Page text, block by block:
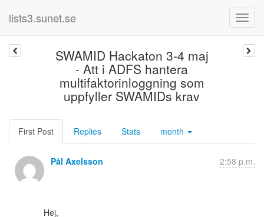
lists3.sunet.se
SWAMID Hackaton 3-4 maj
- Att i ADFS hantera
multifaktorinloggning som
uppfyller SWAMIDs krav
First Post Replies Stats month
Pål Axelsson 2:58 p.m.